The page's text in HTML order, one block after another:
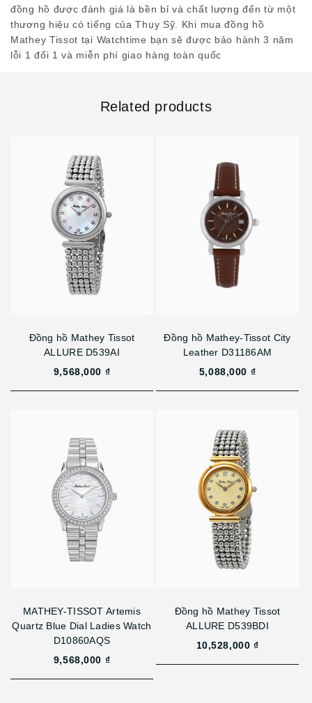
đồng hồ được đánh giá là bền bỉ và chất lượng đến từ một
thương hiệu có tiếng của Thụy Sỹ. Khi mua đồng hồ
Mathey Tissot tại Watchtime bạn sẽ được bảo hành 3 năm
lỗi 1 đổi 1 và miễn phí giao hàng toàn quốc
Related products
Đồng hồ Mathey Tissot
ALLURE D539AI
9,568,000 ₫
Đồng hồ Mathey-Tissot City
Leather D31186AM
5,088,000 ₫
MATHEY-TISSOT Artemis
Quartz Blue Dial Ladies Watch
D10860AQS
9,568,000 ₫
Đồng hồ Mathey Tissot
ALLURE D539BDI
10,528,000 ₫